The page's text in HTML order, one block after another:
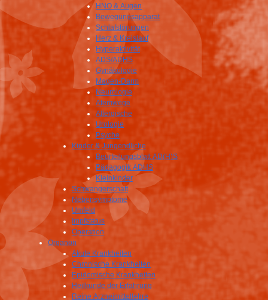
HNO & Augen
Bewegungsapparat
Schlafstörungen
Herz & Kreislauf
Hyperaktivität
ADS/ADHS
Gynäkologie
Magen-Darm
Neurologie
Atemwege
Allergische
Urologie
Psyche
Kinder & Jungendliche
Beurteilungsblatt AD(H)S
Pädagogik ADHS
Kleinkinder
Schwangerschaft
Nebensymptome
Umfeld
Impfstatus
Operation
Organon
Akute Krankheiten
Chronische Krankheiten
Epidemische Krankheiten
Heilkunde der Erfahrung
Reine Arzneimittellehre